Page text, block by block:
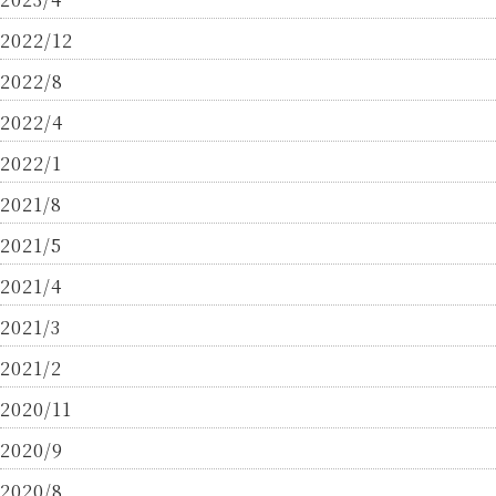
2022/12
2022/8
2022/4
2022/1
2021/8
2021/5
2021/4
2021/3
2021/2
2020/11
2020/9